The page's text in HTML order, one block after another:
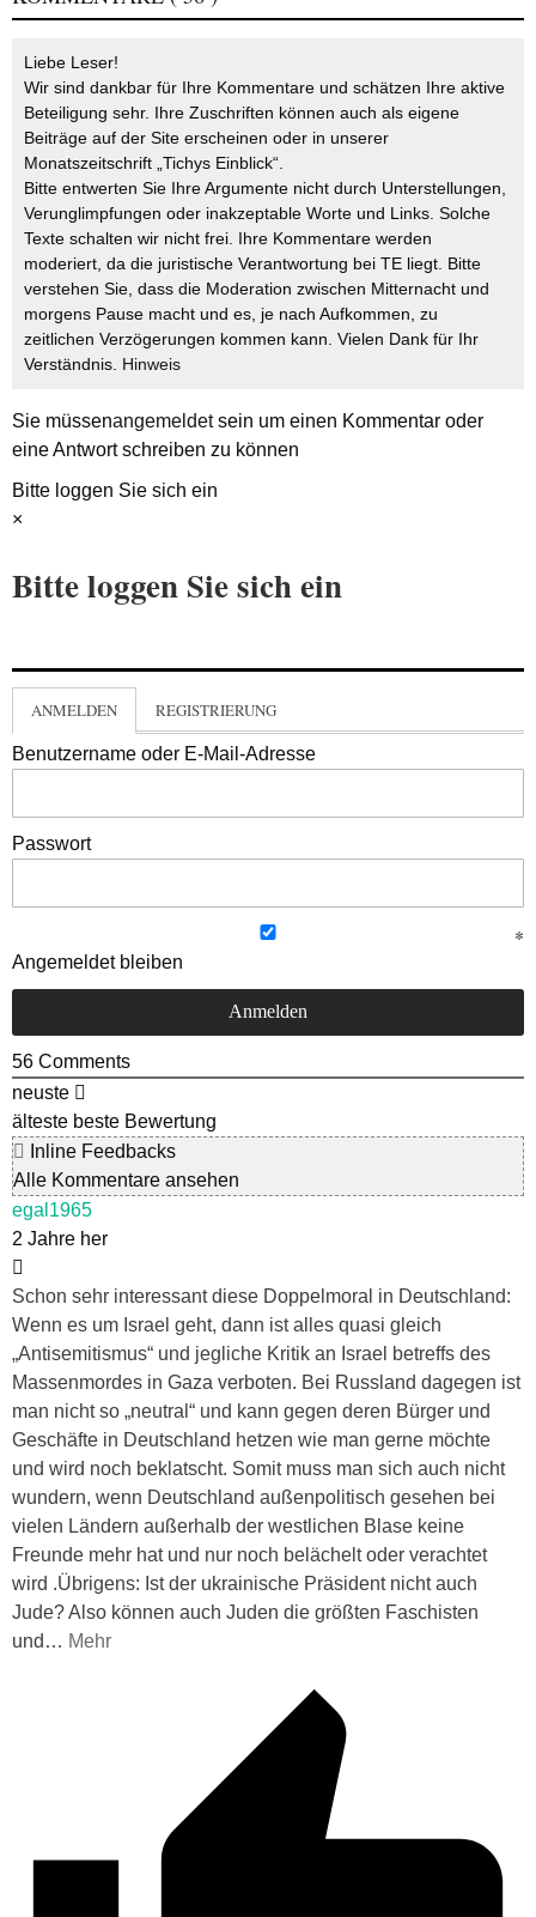
Liebe Leser!
Wir sind dankbar für Ihre Kommentare und schätzen Ihre aktive
Beteiligung sehr. Ihre Zuschriften können auch als eigene
Beiträge auf der Site erscheinen oder in unserer
Monatszeitschrift „Tichys Einblick“.
Bitte entwerten Sie Ihre Argumente nicht durch Unterstellungen,
Verunglimpfungen oder inakzeptable Worte und Links. Solche
Texte schalten wir nicht frei. Ihre Kommentare werden
moderiert, da die juristische Verantwortung bei TE liegt. Bitte
verstehen Sie, dass die Moderation zwischen Mitternacht und
morgens Pause macht und es, je nach Aufkommen, zu
zeitlichen Verzögerungen kommen kann. Vielen Dank für Ihr
Verständnis. Hinweis
Sie müssenangemeldetsein um einen Kommentar oder
eine Antwort schreiben zu können
Bitte loggen Sie sich ein
×
Bitte loggen Sie sich ein
ANMELDEN REGISTRIERUNG
Benutzername oder E-Mail-Adresse
Passwort
Angemeldet bleiben
56 Comments
neuste
älteste beste Bewertung
Inline Feedbacks
Alle Kommentare ansehen
egal1965
2 Jahre her
Schon sehr interessant diese Doppelmoral in Deutschland:
Wenn es um Israel geht, dann ist alles quasi gleich
„Antisemitismus“ und jegliche Kritik an Israel betreffs des
Massenmordes in Gaza verboten. Bei Russland dagegen ist
man nicht so „neutral“ und kann gegen deren Bürger und
Geschäfte in Deutschland hetzen wie man gerne möchte
und wird noch beklatscht. Somit muss man sich auch nicht
wundern, wenn Deutschland außenpolitisch gesehen bei
vielen Ländern außerhalb der westlichen Blase keine
Freunde mehr hat und nur noch belächelt oder verachtet
wird .Übrigens: Ist der ukrainische Präsident nicht auch
Jude? Also können auch Juden die größten Faschisten
und … Mehr